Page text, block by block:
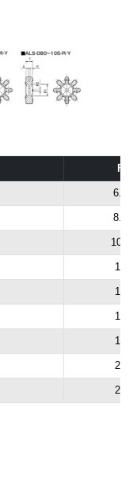
F
6.2
8.2
10.2
12
14
15
18
20
21